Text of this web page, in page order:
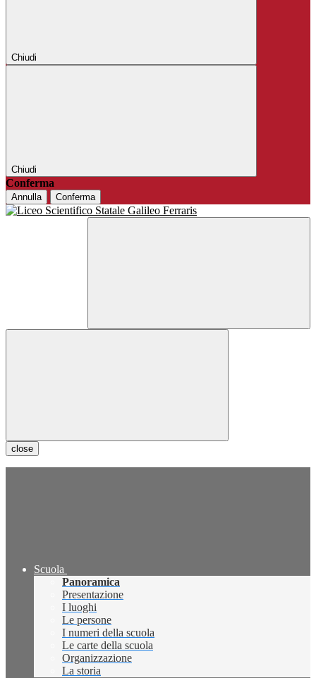
Chiudi
Chiudi
Conferma
Annulla Conferma
close
Scuola
Panoramica
Presentazione
I luoghi
Le persone
I numeri della scuola
Le carte della scuola
Organizzazione
La storia